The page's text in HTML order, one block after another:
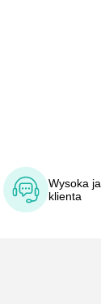
Wysoka
klienta